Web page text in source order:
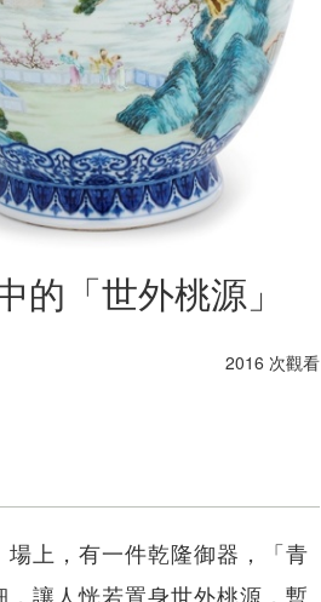
「世外桃源」
2016 次觀看
上，有一件乾隆御器，「青
讓人恍若置身世外桃源，暫